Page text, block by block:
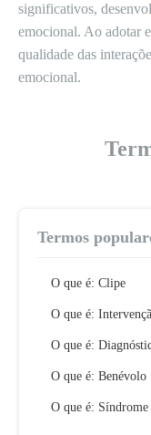
significativos,
emocional. Ao adotar
qualidade das
emocional.
Termos
O que é: Clipe
O que é:
O que é:
O que é: Benévolo
O que é: